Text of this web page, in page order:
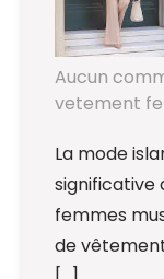
Aucun
vetement
La mode
significative
femmes
de